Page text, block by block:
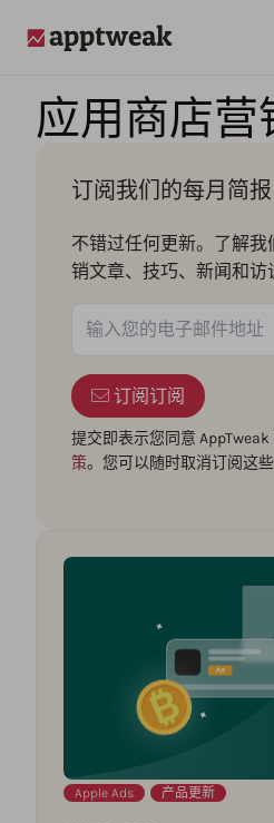
应用商店营
订阅我们的每月简报
不错过任何更新。了解
销文章、技巧、新闻和访
订阅订阅
提交即表示您同意 AppTweak
策。您可以随时取消订阅这些
Apple Ads 产品更新